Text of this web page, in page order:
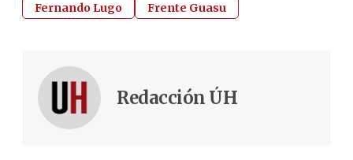
Fernando Lugo Frente Guasu
Redacción ÚH